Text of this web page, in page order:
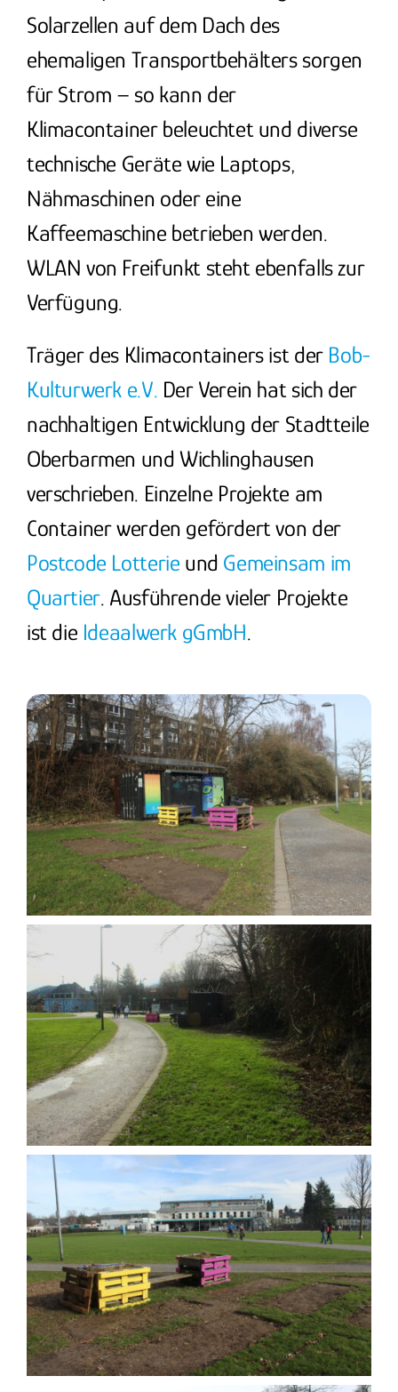
Solarzellen auf dem Dach des
ehemaligen Transportbehälters sorgen
für Strom – so kann der
Klimacontainer beleuchtet und diverse
technische Geräte wie Laptops,
Nähmaschinen oder eine
Kaffeemaschine betrieben werden.
WLAN von Freifunkt steht ebenfalls zur
Verfügung.
Träger des Klimacontainers ist der Bob-
Kulturwerk e.V. Der Verein hat sich der
nachhaltigen Entwicklung der Stadtteile
Oberbarmen und Wichlinghausen
verschrieben. Einzelne Projekte am
Container werden gefördert von der
Postcode Lotterie und Gemeinsam im
Quartier. Ausführende vieler Projekte
ist die Ideaalwerk gGmbH.